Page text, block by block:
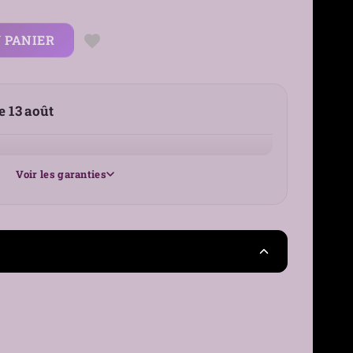
PANIER
13 août
Voir les garanties